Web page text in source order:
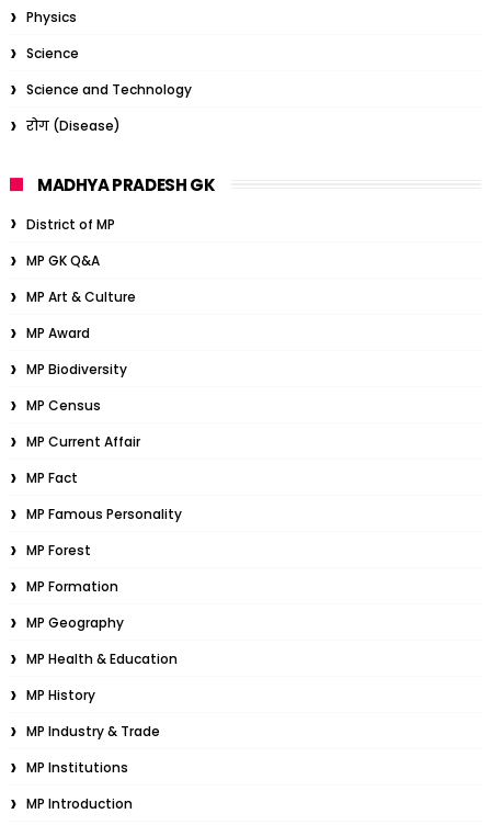
Physics
Science
Science and Technology
रोग (Disease)
MADHYA PRADESH GK
District of MP
MP GK Q&A
MP Art & Culture
MP Award
MP Biodiversity
MP Census
MP Current Affair
MP Fact
MP Famous Personality
MP Forest
MP Formation
MP Geography
MP Health & Education
MP History
MP Industry & Trade
MP Institutions
MP Introduction